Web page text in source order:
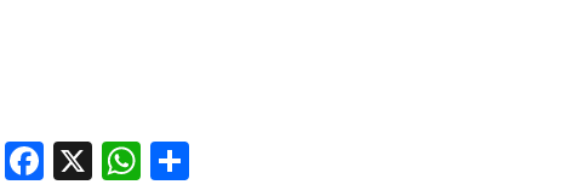
Facebook
X WhatsApp